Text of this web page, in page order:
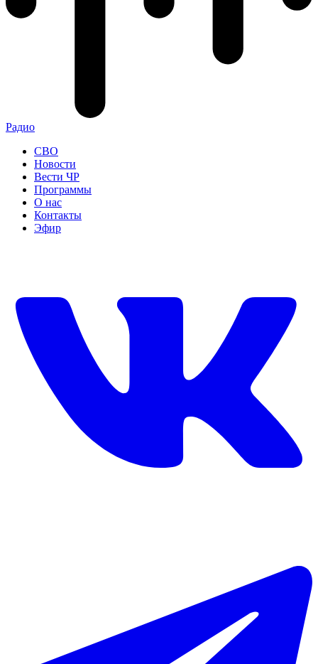
Радио
СВО
Новости
Вести ЧР
Программы
О нас
Контакты
Эфир